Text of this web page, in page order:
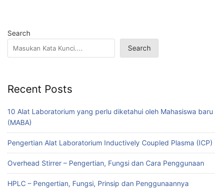
Search
Search
Recent Posts
10 Alat Laboratorium yang perlu diketahui oleh Mahasiswa baru
(MABA)
Pengertian Alat Laboratorium Inductively Coupled Plasma (ICP)
Overhead Stirrer – Pengertian, Fungsi dan Cara Penggunaan
HPLC – Pengertian, Fungsi, Prinsip dan Penggunaannya